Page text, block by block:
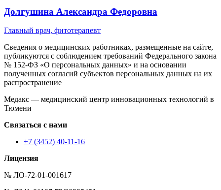
Долгушина Александра Федоровна
Главный врач, фитотерапевт
Сведения о медицинских работниках, размещенные на сайте,
публикуются с соблюдением требований Федерального закона
№ 152-ФЗ «О персональных данных» и на основании
полученных согласий субъектов персональных данных на их
распространение
Медакс — медицинский центр инновационных технологий в
Тюмени
Связаться с нами
+7 (3452) 40-11-16
Лицензия
№ ЛО-72-01-001617